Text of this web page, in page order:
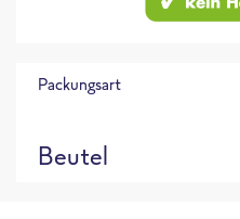
Packungsart
Beutel